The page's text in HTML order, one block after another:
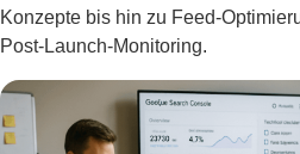
Konzepte bis hin zu Feed-
Post-Launch-Monitoring.